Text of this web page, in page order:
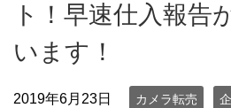
ト！早速仕入報告
います！
2019年6月23日 カメラ転売